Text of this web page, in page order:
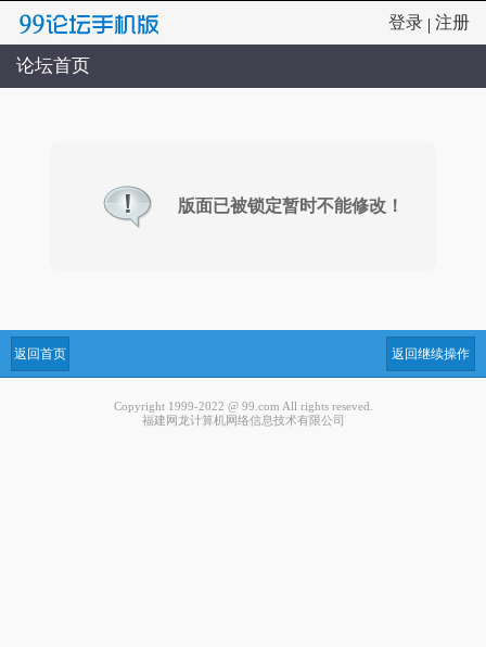
登录 | 注册
论坛首页
版面已被锁定暂时不能修改！
返回首页 返回继续操作
Copyright 1999-2022 @ 99.com All rights reseved.
福建网龙计算机网络信息技术有限公司